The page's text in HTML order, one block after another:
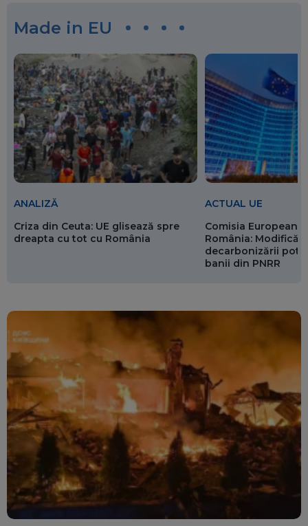
Made in EU
ANALIZĂ
Criza din Ceuta: UE glisează spre
dreapta cu tot cu România
ACTUAL UE
Comisia Europeană
România:
decarbonizării pot
banii din PNRR